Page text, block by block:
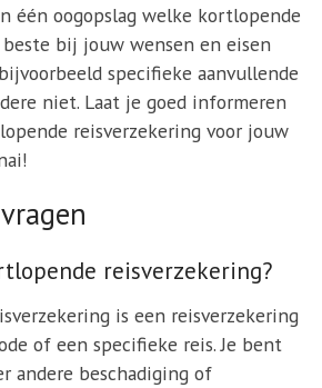
één oogopslag welke kortlopende
bij jouw wensen en eisen
specifieke aanvullende
niet. Laat je goed informeren
reisverzekering voor jouw
reisverzekering?
is een reisverzekering
of een specifieke reis. Je bent
andere beschadiging of